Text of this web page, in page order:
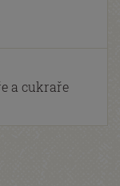
a cukraře